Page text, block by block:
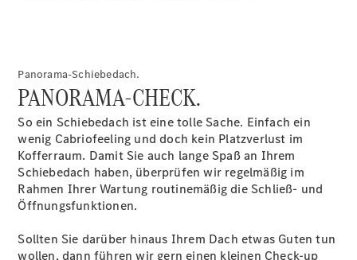
Leasing
Privatkunden
Leasing
Gewerbekunden
Finanzierung
Privatkunden
Finanzierung
Gewerbekunden
verfügbare
Panorama-Schiebedach.
PANORAMA-CHECK.
So ein Schiebedach ist eine tolle Sache. Einfach ein
wenig Cabriofeeling und doch kein Platzverlust im
Kofferraum. Damit Sie auch lange Spaß an Ihrem
Schiebedach haben, überprüfen wir regelmäßig im
Rahmen Ihrer Wartung routinemäßig die Schließ- und
Öffnungsfunktionen.
Sollten Sie darüber hinaus Ihrem Dach etwas Guten tun
wollen, dann führen wir gern einen kleinen Check-up